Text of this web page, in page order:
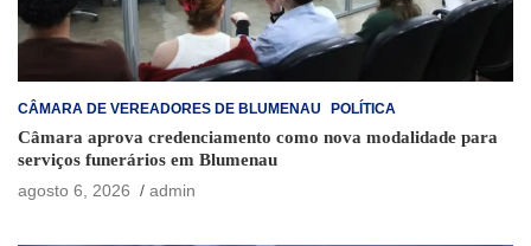
CÂMARA DE VEREADORES DE BLUMENAU POLÍTICA
Câmara aprova credenciamento como nova modalidade para
serviços funerários em Blumenau
agosto 6, 2026
admin